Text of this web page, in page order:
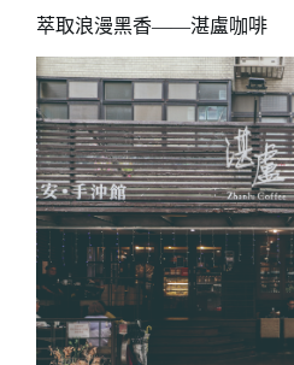
一
場
咖
啡
&
甜
點
交
織
的
極
致
饗
宴
萃取浪漫黑香——湛盧咖啡